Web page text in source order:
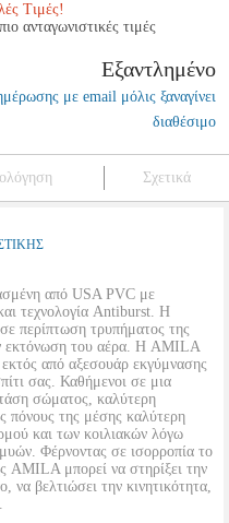
Τιμές!
ανταγωνιστικές τιμές
Εξαντλημένο
με email μόλις ξαναγίνει
διαθέσιμο
Σχετικά
από USA PVC με
τεχνολογία Antiburst. Η
περίπτωση τρυπήματος της
εκτόνωση του αέρα. Η AMILA
από αξεσουάρ εκγύμνασης
σας. Καθήμενοι σε μια
σώματος, καλύτερη
πόνους της μέσης καλύτερη
και των κοιλιακών λόγω
Φέρνοντας σε ισορροπία το
AMILA μπορεί να στηρίξει την
να βελτιώσει την κινητικότητα,